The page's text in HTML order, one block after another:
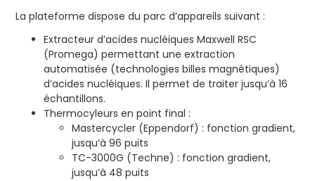
La plateforme dispose du parc d’appareils suivant :
Extracteur d’acides nucléiques Maxwell RSC
(Promega) permettant une extraction
automatisée (technologies billes magnétiques)
d’acides nucléiques. Il permet de traiter jusqu’à 16
échantillons.
Thermocyleurs en point final :
Mastercycler (Eppendorf) : fonction gradient,
jusqu’à 96 puits
TC-3000G (Techne) : fonction gradient,
jusqu’à 48 puits